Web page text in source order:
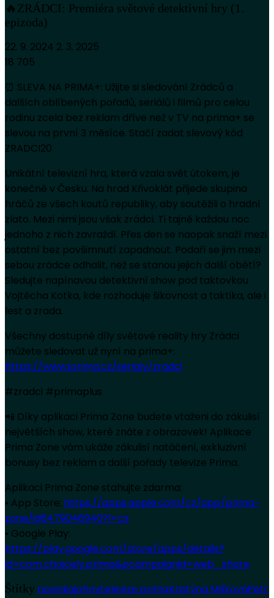
🔥ZRÁDCI: Premiéra světové detektivní hry (1.
epizoda)
22. 9. 2024 2. 3. 2025
18 705
⏰ SLEVA NA PRIMA+: Užijte si sledování Zrádců a
dalších oblíbených pořadů, seriálů i filmů pro celou
rodinu zcela bez reklam dříve než v TV na prima+ se
slevou na první 3 měsíce. Stačí zadat slevový kód
ZRADCI20
Unikátní televizní hra, která vzala svět útokem, je
konečně v Česku. Na hrad Křivoklát přijede skupina
hráčů ze všech koutů republiky, aby soutěžili o hradní
zlato. Mezi nimi jsou však zrádci. Ti tajně každou noc
jednoho z nich zavraždí. Přes den se naopak snaží mezi
ostatní bez povšimnutí zapadnout. Podaří se jim mezi
sebou zrádce odhalit, než se stanou jejich další obětí?
Sledujte napínavou detektivní show pod taktovkou
Vojtěcha Kotka, kde rozhoduje šikovnost a taktika, ale i
lest a zrada.
Všechny dostupné díly světové reality hry Zrádci
můžete sledovat už nyní na prima+:
https://www.iprima.cz/serialy/zradci
#zradci #primaplus
📲 Díky aplikaci Prima Zone budete vtaženi do zákulisí
největších show, které znáte z obrazovek! Aplikace
Prima Zone vám ukáže zákulisí natáčení, exkluzivní
bonusy bez reklam a další pořady televize Prima.
Aplikaci Prima Zone stahujte zdarma:
• App Store: https://apps.apple.com/cz/app/prima-
zone/id6479046940?l=cs
• Google Play:
https://play.google.com/store/apps/details?
id=com.choicely.prima&pcampaignid=web_share
Štítky novinkajohnytelevize primaKristýna MlíkováPetr